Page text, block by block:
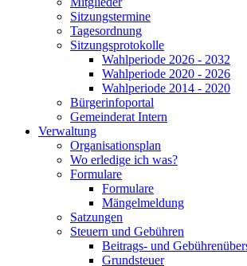
Sitzungstermine
Tagesordnung
Sitzungsprotokolle
Wahlperiode 2026 - 2032
Wahlperiode 2020 - 2026
Wahlperiode 2014 - 2020
Bürgerinfoportal
Gemeinderat Intern
Verwaltung
Organisationsplan
Wo erledige ich was?
Formulare
Formulare
Mängelmeldung
Satzungen
Steuern und Gebühren
Beitrags- und
Grundsteuer